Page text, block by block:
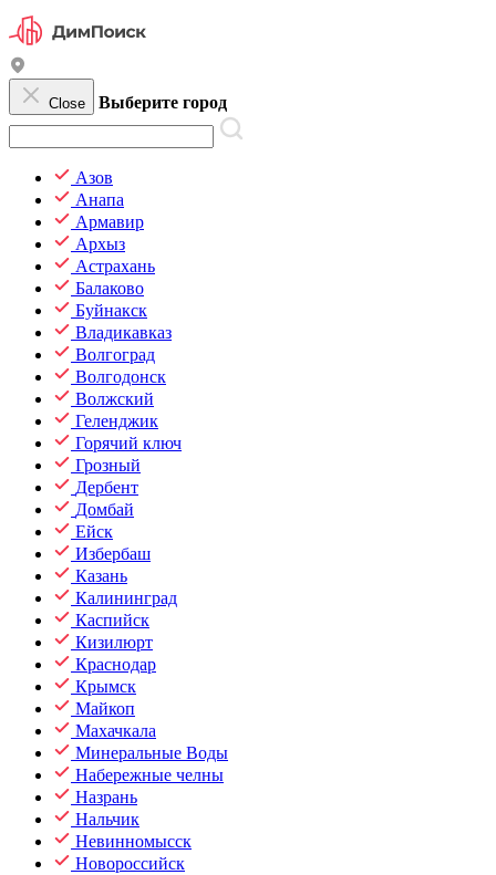
Close Выберите город
Азов
Анапа
Армавир
Архыз
Астрахань
Балаково
Буйнакск
Владикавказ
Волгоград
Волгодонск
Волжский
Геленджик
Горячий ключ
Грозный
Дербент
Домбай
Ейск
Избербаш
Казань
Калининград
Каспийск
Кизилюрт
Краснодар
Крымск
Майкоп
Махачкала
Минеральные Воды
Набережные челны
Назрань
Нальчик
Невинномысск
Новороссийск